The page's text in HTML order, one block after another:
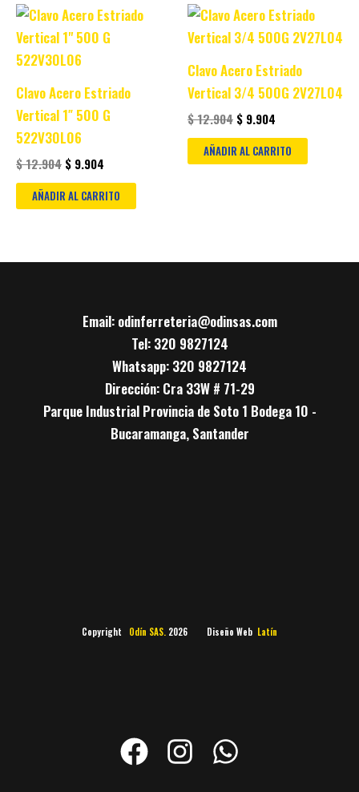
Clavo Acero Estriado
Vertical 1″ 500 G
522V30L06
$12.904
Original
price
was:
$ 12.904.
$ 9.904
Current
price
is:
AÑADIR AL CARRITO
Clavo Acero Estriado
Vertical 3/4 500G 2V27L04
$12.904
Original
price
was:
$ 9.904
Current
price
is:
AÑADIR AL CARRITO
Email: odinferreteria@odinsas.com
Tel: 320 9827124
Whatsapp: 320 9827124
Dirección: Cra 33W # 71-29
Parque Industrial Provincia de Soto 1 Bodega 10 -
Bucaramanga, Santander
Copyright Odín SAS. 2026 Diseño Web Latín